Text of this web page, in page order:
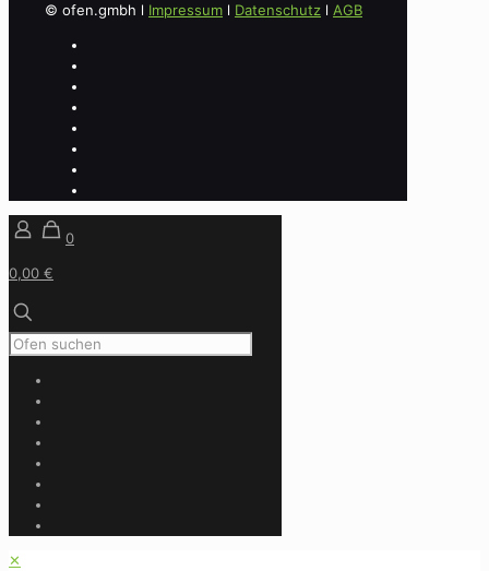
© ofen.gmbh l Impressum l Datenschutz l AGB
0
0,00 €
✕